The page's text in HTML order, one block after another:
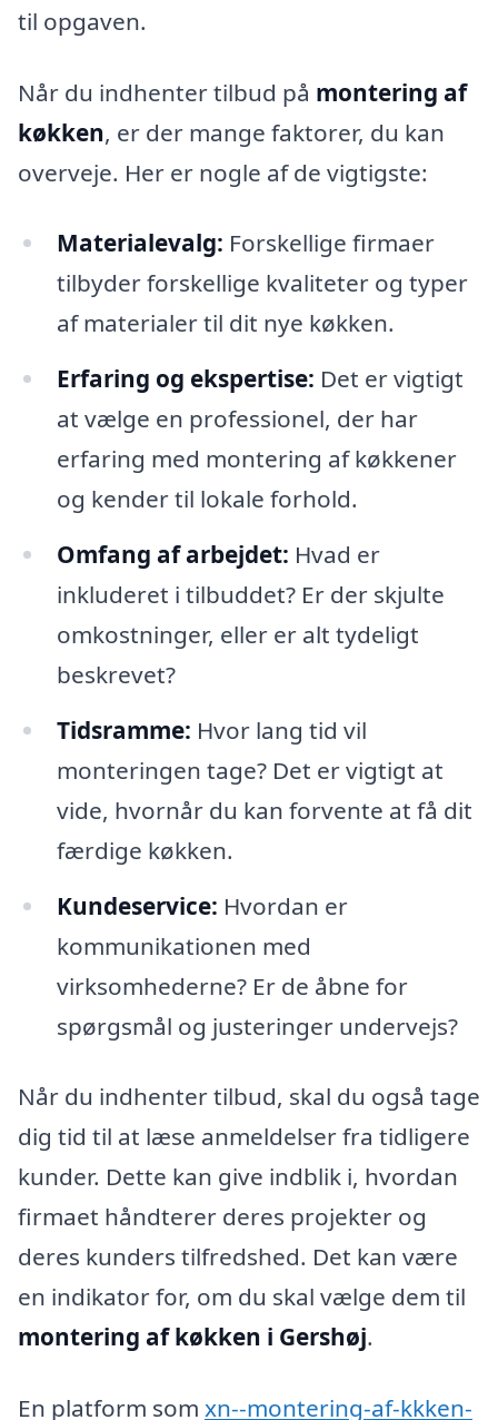
til opgaven.
Når du indhenter tilbud på montering af
køkken, er der mange faktorer, du kan
overveje. Her er nogle af de vigtigste:
Materialevalg: Forskellige firmaer
tilbyder forskellige kvaliteter og typer
af materialer til dit nye køkken.
Erfaring og ekspertise: Det er vigtigt
at vælge en professionel, der har
erfaring med montering af køkkener
og kender til lokale forhold.
Omfang af arbejdet: Hvad er
inkluderet i tilbuddet? Er der skjulte
omkostninger, eller er alt tydeligt
beskrevet?
Tidsramme: Hvor lang tid vil
monteringen tage? Det er vigtigt at
vide, hvornår du kan forvente at få dit
færdige køkken.
Kundeservice: Hvordan er
kommunikationen med
virksomhederne? Er de åbne for
spørgsmål og justeringer undervejs?
Når du indhenter tilbud, skal du også tage
dig tid til at læse anmeldelser fra tidligere
kunder. Dette kan give indblik i, hvordan
firmaet håndterer deres projekter og
deres kunders tilfredshed. Det kan være
en indikator for, om du skal vælge dem til
montering af køkken i Gershøj.
En platform som xn--montering-af-kkken-